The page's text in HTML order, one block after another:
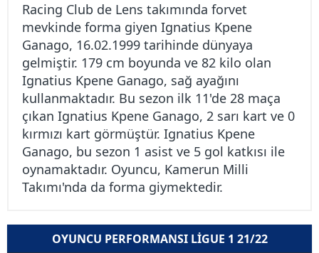
Racing Club de Lens takımında forvet
mevkinde forma giyen Ignatius Kpene
Ganago, 16.02.1999 tarihinde dünyaya
gelmiştir. 179 cm boyunda ve 82 kilo olan
Ignatius Kpene Ganago, sağ ayağını
kullanmaktadır. Bu sezon ilk 11'de 28 maça
çıkan Ignatius Kpene Ganago, 2 sarı kart ve 0
kırmızı kart görmüştür. Ignatius Kpene
Ganago, bu sezon 1 asist ve 5 gol katkısı ile
oynamaktadır. Oyuncu, Kamerun Milli
Takımı'nda da forma giymektedir.
OYUNCU PERFORMANSI LIGUE 1 21/22